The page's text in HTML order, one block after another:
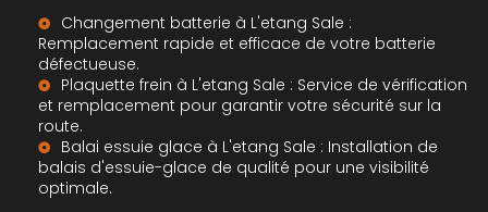
Changement batterie à L'etang Sale :
Remplacement rapide et efficace de votre batterie
défectueuse.
Plaquette frein à L'etang Sale : Service de vérification
et remplacement pour garantir votre sécurité sur la
route.
Balai essuie glace à L'etang Sale : Installation de
balais d'essuie-glace de qualité pour une visibilité
optimale.